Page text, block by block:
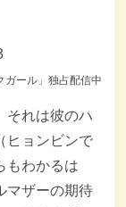
ガール」独占配信中
それは彼のハ
ヒョンビンで
もわかるは
マザーの期待